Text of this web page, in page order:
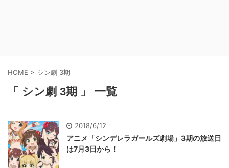
HOME > シン劇 3期
「 シン劇 3期 」 一覧
2018/6/12
アニメ「シンデレラガールズ劇場」3期の放送日
は7月3日から！